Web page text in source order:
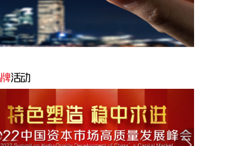
持专题会商，视频连线水利部长江、黄河、淮河、
、珠江、松辽、太湖等流域管理机构，分析研判
第13号台风“白海豚”发展态势及影响，系统安排
六个方面重点工作。一要强化监测预报预警。二
出抓好山洪灾害防御。三要确保水利工程安全度
城市外洪内涝防御。六要确保重要基础设施安全。
08-07 22:14:22